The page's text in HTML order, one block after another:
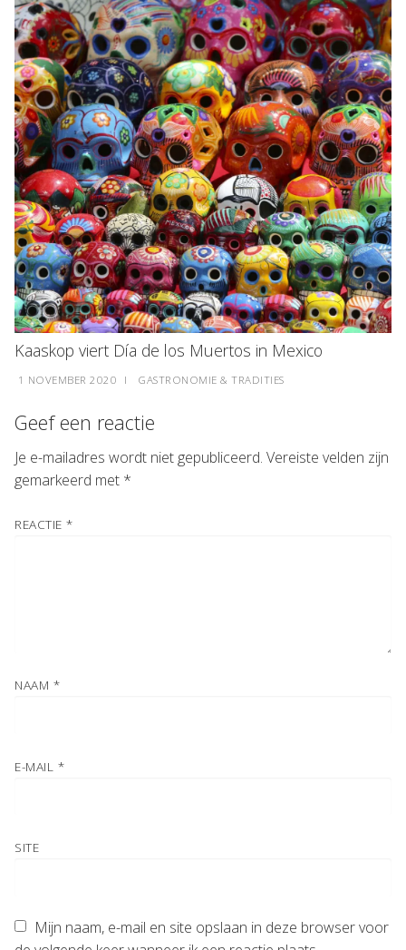
Kaaskop viert Día de los Muertos in Mexico
1 NOVEMBER 2020 I GASTRONOMIE & TRADITIES
Geef een reactie
Je e-mailadres wordt niet gepubliceerd. Vereiste velden zijn
gemarkeerd met *
REACTIE *
NAAM *
E-MAIL *
SITE
Mijn naam, e-mail en site opslaan in deze browser voor